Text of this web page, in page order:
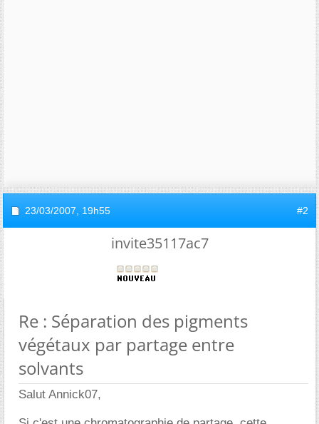
23/03/2007, 19h55 #2
invite35117ac7
Re : Séparation des pigments
végétaux par partage entre
solvants
Salut Annick07,